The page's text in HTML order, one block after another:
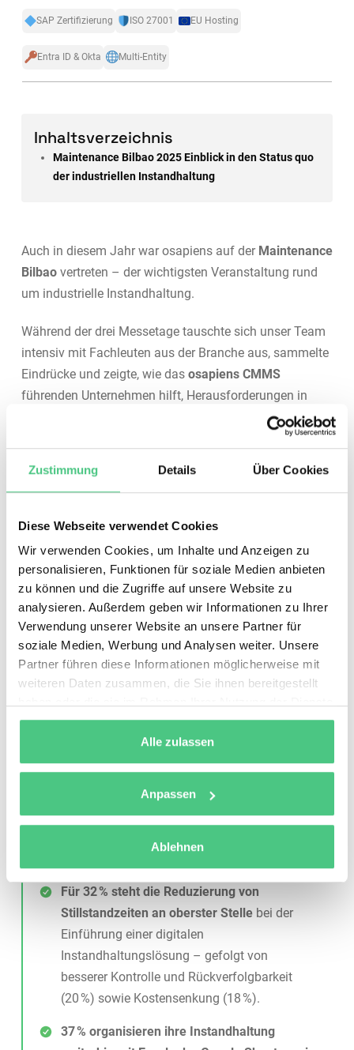
Zustimmung Details Über Cookies
Diese Webseite verwendet Cookies
Wir verwenden Cookies, um Inhalte und Anzeigen zu
personalisieren, Funktionen für soziale Medien anbieten
zu können und die Zugriffe auf unsere Website zu
analysieren. Außerdem geben wir Informationen zu Ihrer
Verwendung unserer Website an unsere Partner für
soziale Medien, Werbung und Analysen weiter. Unsere
Partner führen diese Informationen möglicherweise mit
weiteren Daten zusammen, die Sie ihnen bereitgestellt
gesammelt haben.
Alle zulassen
Anpassen
Ablehnen
SAP Zertifizierung ISO 27001 EU Hosting
Entra ID & Okta Multi-Entity
Inhaltsverzeichnis
Maintenance Bilbao 2025 Einblick in den Status quo
der industriellen Instandhaltung
Auch in diesem Jahr war osapiens auf der Maintenance
Bilbaovertreten – der wichtigsten Veranstaltung rund
um industrielle Instandhaltung.
Während der drei Messetage tauschte sich unser Team
intensiv mit Fachleuten aus der Branche aus, sammelte
Eindrücke und zeigte, wie das osapiens CMMS
führenden Unternehmen hilft, Herausforderungen in
Maintenance Bilbao 2025
Einblick in den Status quo
der industriellen
Instandhaltung
Messebesucher:innen brachte spannende Einblicke:
Für 32% steht die Reduzierung von
Stillstandzeiten an oberster Stelle bei der
Einführung einer digitalen
Instandhaltungslösung – gefolgt von
besserer Kontrolle und Rückverfolgbarkeit
(20 %) sowie Kostensenkung (18 %).
37% organisieren ihre Instandhaltung